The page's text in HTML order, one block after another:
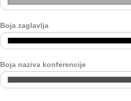
Boja zaglavlja
Boja naziva konferencije